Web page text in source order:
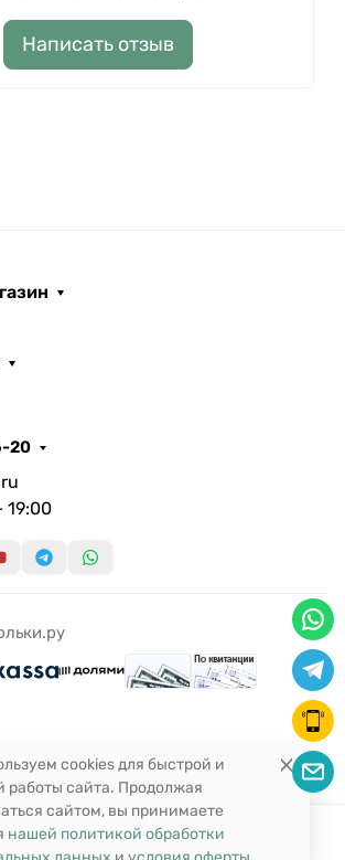
Написать отзыв
20
19:00
cookies для быстрой и
работы сайта. Продолжая
сайтом, вы принимаете
нашей политикой обработки